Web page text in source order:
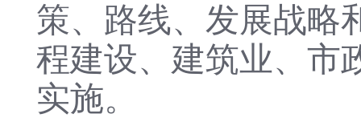
策、路线、发展战略
程建设、建筑业、市
实施。